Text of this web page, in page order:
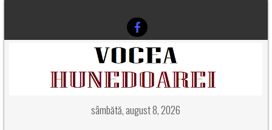
sâmbătă, august 8, 2026